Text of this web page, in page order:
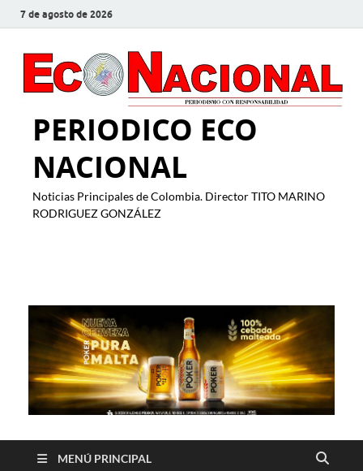
7 de agosto de 2026
PERIODICO ECO
NACIONAL
Noticias Principales de Colombia. Director TITO MARINO
RODRIGUEZ GONZÁLEZ
MENÚ PRINCIPAL